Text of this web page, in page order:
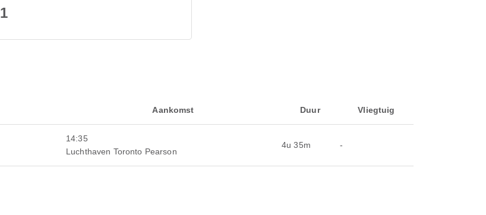
1
Aankomst Duur Vliegtuig
14:35
Luchthaven Toronto Pearson
4u 35m -